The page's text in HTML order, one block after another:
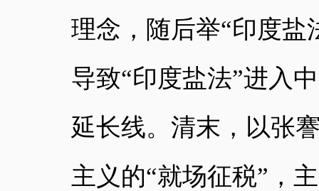
理念，随后举“印度盐
导致“印度盐法”进入
延长线。清末，以张
主义的“就场征税”，